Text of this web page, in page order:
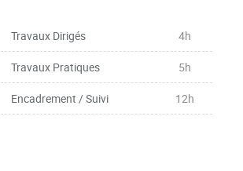
Travaux Dirigés 4h
Travaux Pratiques 5h
Encadrement / Suivi 12h